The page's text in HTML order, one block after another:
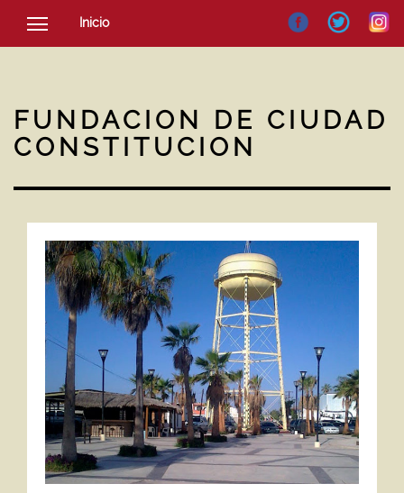
Inicio
SOCIEDAD
NOTICIAS
FUNDACION DE CIUDAD
CONSTITUCION